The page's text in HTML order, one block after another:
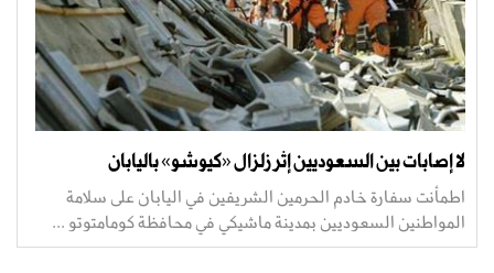
لا إصابات بين السعوديين إثر زلزال «كيوشو» باليابان
اطمأنت سفارة خادم الحرمين الشريفين في اليابان على سلامة
المواطنين السعوديين بمدينة ماشيكي في محافظة كومامتوتو ...